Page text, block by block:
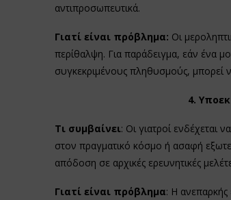
αντιπροσωπευτικά.
Γιατί είναι πρόβλημα: Οι
περίθαλψη. Για παράδειγμα, εάν ένα
συγκεκριμένους πληθυσμούς, μπορεί
4.
Τι συμβαίνει: Οι γιατροί ενδέχεται
στον πραγματικό κόσμο ή ασαφή
απόδοση σε αρχικές ερευνητικές
Γιατί είναι πρόβλημα: Η ανεπαρκής